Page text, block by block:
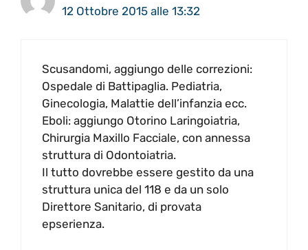
12 Ottobre 2015 alle 13:32
Scusandomi, aggiungo delle correzioni:
Ospedale di Battipaglia. Pediatria,
Ginecologia, Malattie dell’infanzia ecc.
Eboli: aggiungo Otorino Laringoiatria,
Chirurgia Maxillo Facciale, con annessa
struttura di Odontoiatria.
Il tutto dovrebbe essere gestito da una
struttura unica del 118 e da un solo
Direttore Sanitario, di provata
epserienza.